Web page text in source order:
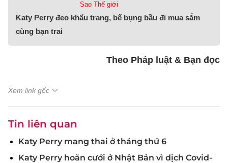
Sao Thế giới
Katy Perry đeo khẩu trang, bế bụng bầu đi mua sắm
cùng bạn trai
Theo Pháp luật & Bạn đọc
Xem link gốc
Tin liên quan
Katy Perry mang thai ở tháng thứ 6
Katy Perry hoãn cưới ở Nhật Bản vì dịch Covid-